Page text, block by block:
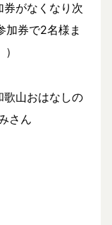
がなくなり次
加券で2名様ま
山おはなしの
さん